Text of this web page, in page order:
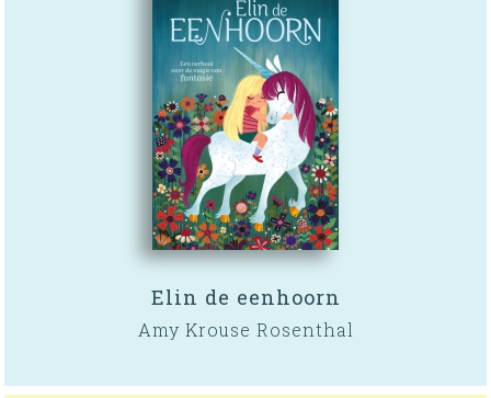
Elin de eenhoorn
Amy Krouse Rosenthal